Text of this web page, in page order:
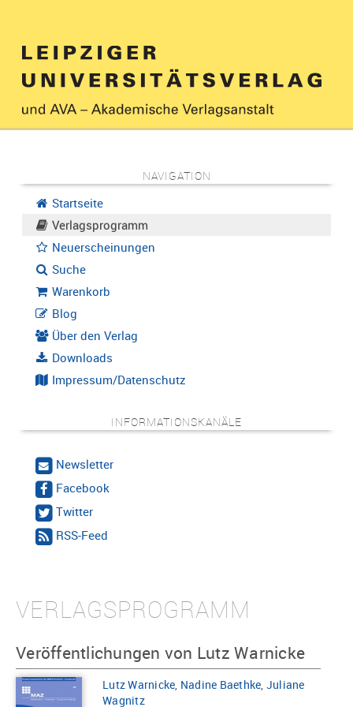
NAVIGATION
Startseite
Verlagsprogramm
Neuerscheinungen
Suche
Warenkorb
Blog
Über den Verlag
Downloads
Impressum/Datenschutz
INFORMATIONSKANÄLE
Newsletter
Facebook
Twitter
RSS-Feed
VERLAGSPROGRAMM
Veröffentlichungen von Lutz Warnicke
Lutz Warnicke, Nadine Baethke, Juliane
Wagnitz